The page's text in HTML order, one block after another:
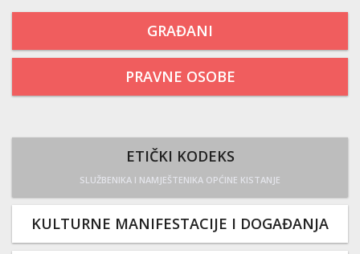
GRAĐANI
PRAVNE OSOBE
ETIČKI KODEKS
SLUŽBENIKA I NAMJEŠTENIKA OPĆINE KISTANJE
KULTURNE MANIFESTACIJE I DOGAĐANJA